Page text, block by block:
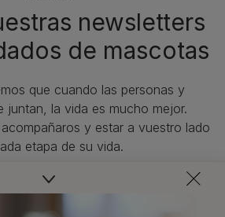
newsletters
de mascotas​
que cuando las personas y
juntan, la vida es mucho mejor.
y estar a vuestro lado
etapa de su vida.​